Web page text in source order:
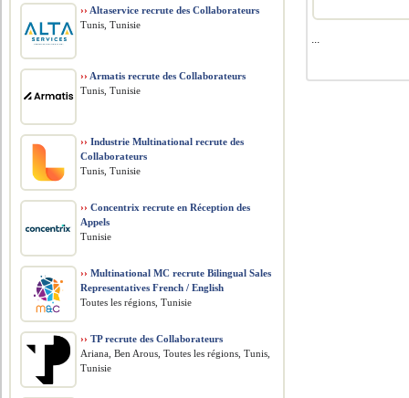
...
›› Altaservice recrute des Collaborateurs
Tunis, Tunisie
›› Armatis recrute des Collaborateurs
Tunis, Tunisie
›› Industrie Multinational recrute des
Collaborateurs
Tunis, Tunisie
›› Concentrix recrute en Réception des
Appels
Tunisie
›› Multinational MC recrute Bilingual Sales
Representatives French / English
Toutes les régions, Tunisie
›› TP recrute des Collaborateurs
Ariana, Ben Arous, Toutes les régions, Tunis,
Tunisie